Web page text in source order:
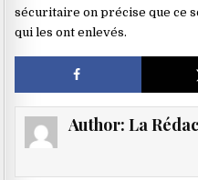
sécuritaire on précise que ce
qui les ont enlevés.
Author: La